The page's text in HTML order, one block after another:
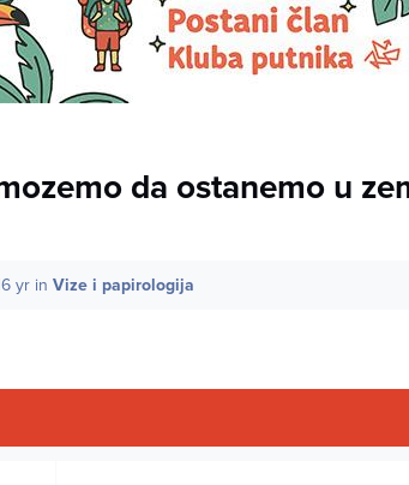
da ostanemo u
yrin Vize i papirologija